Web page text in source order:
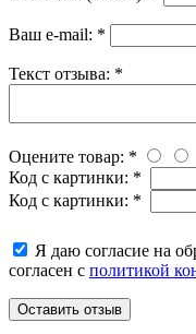
Ваш e-mail: *
Текст отзыва: *
Оцените товар: *
Код с картинки: *
Код с картинки: *
Я даю согласие на
согласен с политикой